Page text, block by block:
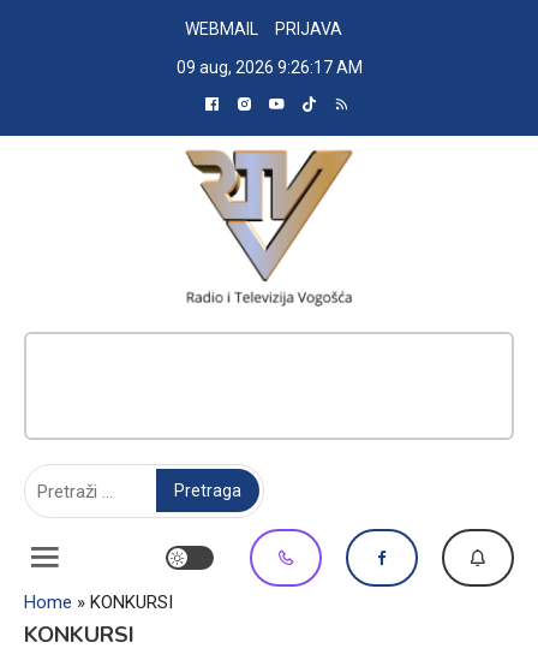
WEBMAIL
PRIJAVA
09 aug, 2026 9:26:18 AM
Home » KONKURSI
KONKURSI